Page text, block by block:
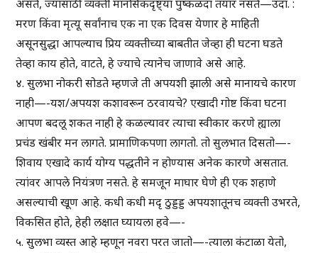
असते, ज्यासाठी व्यक्ती मानसिकदृष्ट्या पुष्कळदा तयार नसते—उदा. :
मरण किंवा मृत्यू सर्वांनाच एक ना एक दिवस येणार हे माहिती
असूनसुद्धा आपल्याच प्रिय व्यक्तीच्या बाबतीत जेव्हा ही घटना घडते
तेव्हा काय होते, वाटते, हे ज्याचे त्यानेच जाणावे असे आहे.
४. सुलभा नोकरी सोडते म्हणजे ती अपयशी झाली असे मानायचे कारण
नाही—-यश/अपयश कशावरून ठरवायचे? एखादी गोष्ट किंवा घटना
आपण बदलू शकत नाही हे कळल्यावर त्याचा स्वीकार करणे ह्याला
प्रचंड खंबीर मन लागते. प्रामाणिकपणा लागतो. तो सुलभात दिसतो—-
शिवाय एखादे कार्य योग्य पद्धतीने न होण्यास अनेक कारणे असतात.
त्यांवर आपले नियंत्रण नसते. हे समजून माघार घेणे ही एक शहाणे
असल्याची खूण आहे. कधी कधी मदृ ठुड्डड्ड अपयशातूनच व्यक्ती उभरते,
विकसित होते, हेही लक्षात घ्यायला हवे—-
५. सुलभा व्यस्त आहे म्हणून नवरा परत जातो—-त्याला कंटाळा येतो,